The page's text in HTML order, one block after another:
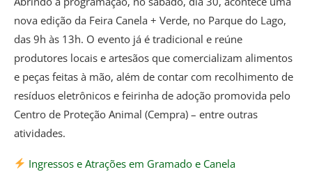
nova edição da Feira Canela + Verde, no Parque do Lago,
das 9h às 13h. O evento já é tradicional e reúne
produtores locais e artesãos que comercializam alimentos
e peças feitas à mão, além de contar com recolhimento de
resíduos eletrônicos e feirinha de adoção promovida pelo
Centro de Proteção Animal (Cempra) – entre outras
atividades.
Ingressos e Atrações em Gramado e Canela